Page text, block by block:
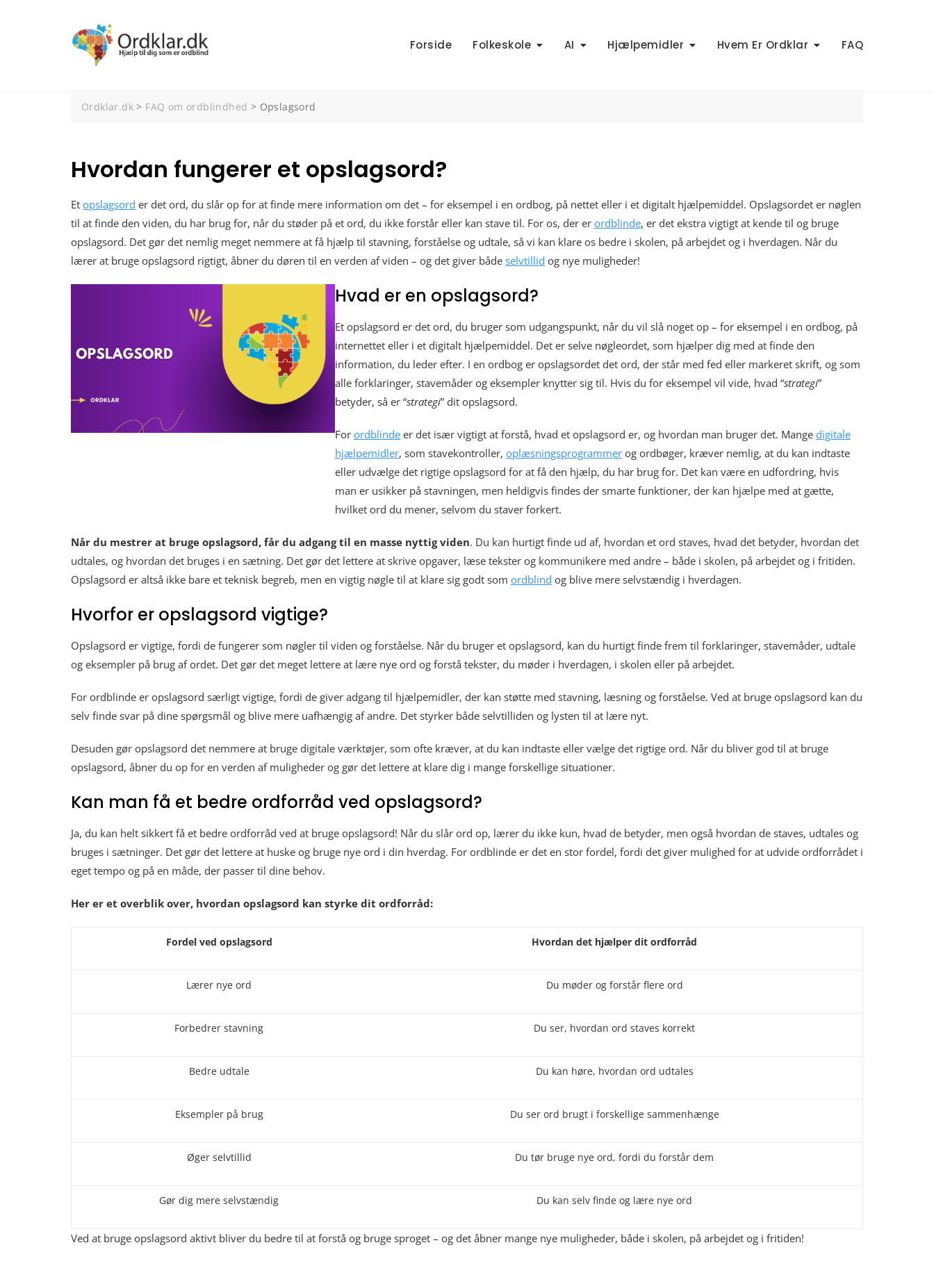
Forside Folkeskole AI Hjælpemidler Hvem Er Ordklar FAQ
Ordklar.dk > FAQ om ordblindhed > Opslagsord
Hvordan fungerer et opslagsord?
Et opslagsord er det ord, du slår op for at finde mere information om det – for eksempel i en ordbog, på nettet eller i et digitalt hjælpemiddel. Opslagsordet er nøglen
til at finde den viden, du har brug for, når du støder på et ord, du ikke forstår eller kan stave til. For os, der er ordblinde, er det ekstra vigtigt at kende til og bruge
opslagsord. Det gør det nemlig meget nemmere at få hjælp til stavning, forståelse og udtale, så vi kan klare os bedre i skolen, på arbejdet og i hverdagen. Når du
lærer at bruge opslagsord rigtigt, åbner du døren til en verden af viden – og det giver både selvtillid og nye muligheder!
Hvad er en opslagsord?
Et opslagsord er det ord, du bruger som udgangspunkt, når du vil slå noget op – for eksempel i en ordbog, på
internettet eller i et digitalt hjælpemiddel. Det er selve nøgleordet, som hjælper dig med at finde den
information, du leder efter. I en ordbog er opslagsordet det ord, der står med fed eller markeret skrift, og som
alle forklaringer, stavemåder og eksempler knytter sig til. Hvis du for eksempel vil vide, hvad “strategi”
betyder, så er “strategi” dit opslagsord.
For ordblindeer det især vigtigt at forstå, hvad et opslagsord er, og hvordan man bruger det. Mange digitale
hjælpemidler, som stavekontroller, oplæsningsprogrammerog ordbøger, kræver nemlig, at du kan indtaste
eller udvælge det rigtige opslagsord for at få den hjælp, du har brug for. Det kan være en udfordring, hvis
man er usikker på stavningen, men heldigvis findes der smarte funktioner, der kan hjælpe med at gætte,
hvilket ord du mener, selvom du staver forkert.
Når du mestrer at bruge opslagsord, får du adgang til en masse nyttig viden. Du kan hurtigt finde ud af, hvordan et ord staves, hvad det betyder, hvordan det
udtales, og hvordan det bruges i en sætning. Det gør det lettere at skrive opgaver, læse tekster og kommunikere med andre – både i skolen, på arbejdet og i fritiden.
Opslagsord er altså ikke bare et teknisk begreb, men en vigtig nøgle til at klare sig godt som ordblind og blive mere selvstændig i hverdagen.
Hvorfor er opslagsord vigtige?
Opslagsord er vigtige, fordi de fungerer som nøgler til viden og forståelse. Når du bruger et opslagsord, kan du hurtigt finde frem til forklaringer, stavemåder, udtale
og eksempler på brug af ordet. Det gør det meget lettere at lære nye ord og forstå tekster, du møder i hverdagen, i skolen eller på arbejdet.
For ordblinde er opslagsord særligt vigtige, fordi de giver adgang til hjælpemidler, der kan støtte med stavning, læsning og forståelse. Ved at bruge opslagsord kan du
selv finde svar på dine spørgsmål og blive mere uafhængig af andre. Det styrker både selvtilliden og lysten til at lære nyt.
Desuden gør opslagsord det nemmere at bruge digitale værktøjer, som ofte kræver, at du kan indtaste eller vælge det rigtige ord. Når du bliver god til at bruge
opslagsord, åbner du op for en verden af muligheder og gør det lettere at klare dig i mange forskellige situationer.
Kan man få et bedre ordforråd ved opslagsord?
Ja, du kan helt sikkert få et bedre ordforråd ved at bruge opslagsord! Når du slår ord op, lærer du ikke kun, hvad de betyder, men også hvordan de staves, udtales og
bruges i sætninger. Det gør det lettere at huske og bruge nye ord i din hverdag. For ordblinde er det en stor fordel, fordi det giver mulighed for at udvide ordforrådet i
eget tempo og på en måde, der passer til dine behov.
Her er et overblik over, hvordan opslagsord kan styrke dit ordforråd:
Fordel ved opslagsord Hvordan det hjælper dit ordforråd
Lærer nye ord Du møder og forstår flere ord
Forbedrer stavning Du ser, hvordan ord staves korrekt
Bedre udtale Du kan høre, hvordan ord udtales
Eksempler på brug Du ser ord brugt i forskellige sammenhænge
Øger selvtillid Du tør bruge nye ord, fordi du forstår dem
Gør dig mere selvstændig Du kan selv finde og lære nye ord
Ved at bruge opslagsord aktivt bliver du bedre til at forstå og bruge sproget – og det åbner mange nye muligheder, både i skolen, på arbejdet og i fritiden!